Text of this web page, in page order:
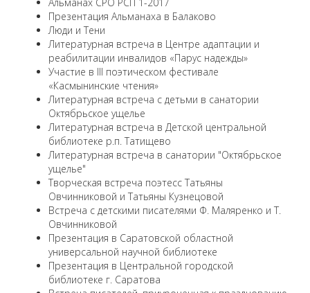
Презентация Альманаха в Балаково
Люди и Тени
Литературная встреча в Центре адаптации и
реабилитации инвалидов «Парус надежды»
Участие в III поэтическом фестивале
«Касмынинские чтения»
Литературная встреча с детьми в санатории
Октябрьское ущелье
Литературная встреча в Детской центральной
библиотеке р.п. Татищево
Литературная встреча в санатории "Октябрьское
ущелье"
Творческая встреча поэтесс Татьяны
Овчинниковой и Татьяны Кузнецовой
Встреча с детскими писателями Ф. Маляренко и Т.
Овчинниковой
Презентация в Саратовской областной
универсальной научной библиотеке
Презентация в Центральной городской
библиотеке г. Саратова